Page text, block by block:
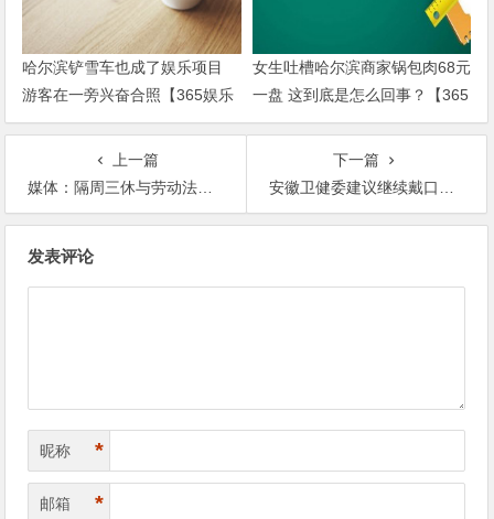
哈尔滨铲雪车也成了娱乐项目
游客在一旁兴奋合照【365娱乐
资讯网】
女生吐槽哈尔滨商家锅包肉68元
一盘 这到底是怎么回事？【365
娱乐资讯网】
上一篇
媒体：隔周三休与劳动法规定相悖！这是在增加打工人的负担！！【365娱乐资讯网】
下一篇
安徽卫健委建议继续戴口罩 请大家继续做好防护！！【365娱乐资讯网】
发表评论
昵称 *
邮箱 *